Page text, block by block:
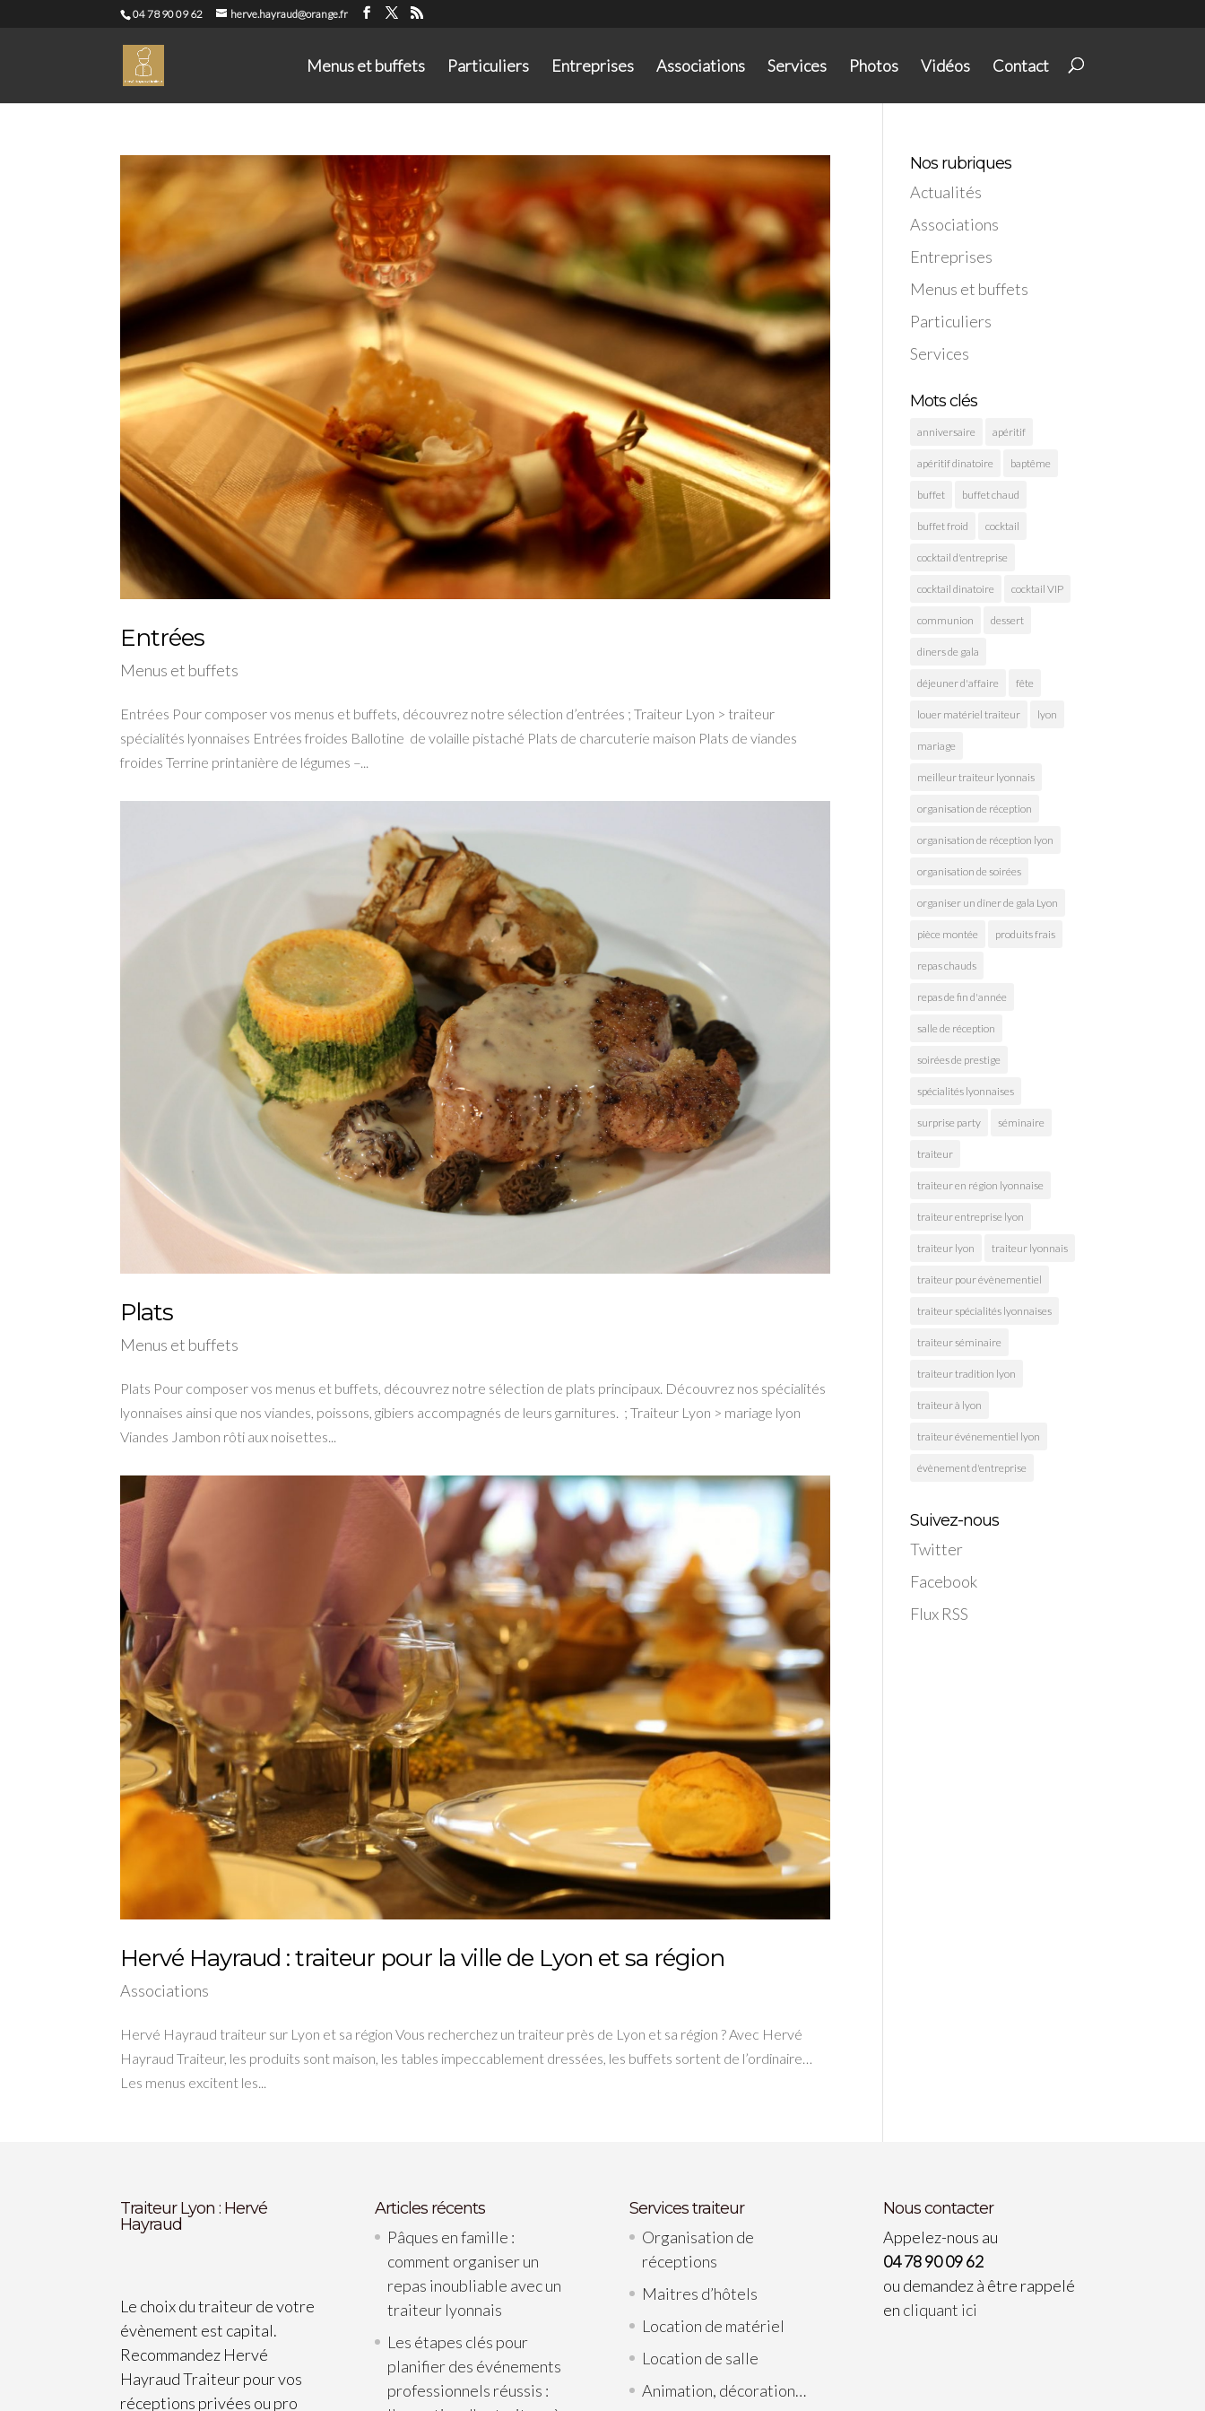
04 78 90 09 62 herve.hayraud@orange.fr
Menus et buffets Particuliers Entreprises Associations Services Photos Vidéos Contact
Entrées
Menus et buffets
Entrées Pour composer vos menus et buffets, découvrez notre sélection d’entrées ; Traiteur Lyon > traiteur
spécialités lyonnaises Entrées froides Ballotine de volaille pistaché Plats de charcuterie maison Plats de viandes
froides Terrine printanière de légumes –...
Plats
Menus et buffets
Plats Pour composer vos menus et buffets, découvrez notre sélection de plats principaux. Découvrez nos spécialités
lyonnaises ainsi que nos viandes, poissons, gibiers accompagnés de leurs garnitures. ; Traiteur Lyon > mariage lyon
Viandes Jambon rôti aux noisettes...
Hervé Hayraud : traiteur pour la ville de Lyon et sa région
Associations
Hervé Hayraud traiteur sur Lyon et sa région Vous recherchez un traiteur près de Lyon et sa région ? Avec Hervé
Hayraud Traiteur, les produits sont maison, les tables impeccablement dressées, les buffets sortent de l’ordinaire…
Les menus excitent les...
Nos rubriques
Actualités
Associations
Entreprises
Menus et buffets
Particuliers
Services
Mots clés
anniversaire apéritif
apéritif dinatoire baptême
buffet buffet chaud
buffet froid cocktail
cocktail d'entreprise
cocktail dinatoire cocktail VIP
communion dessert
diners de gala
déjeuner d'affaire fête
louer matériel traiteur lyon
mariage
meilleur traiteur lyonnais
organisation de réception
organisation de réception lyon
organisation de soirées
organiser un dîner de gala Lyon
pièce montée produits frais
repas chauds
repas de fin d'année
salle de réception
soirées de prestige
spécialités lyonnaises
surprise party séminaire
traiteur
traiteur en région lyonnaise
traiteur entreprise lyon
traiteur lyon traiteur lyonnais
traiteur pour évènementiel
traiteur spécialités lyonnaises
traiteur séminaire
traiteur tradition lyon
traiteur à lyon
traiteur événementiel lyon
évènement d'entreprise
Suivez-nous
Twitter
Facebook
Flux RSS
Traiteur Lyon : Hervé
Hayraud
Le choix du traiteur de votre
évènement est capital.
Recommandez Hervé
Hayraud Traiteur pour vos
réceptions privées ou pro
Articles récents
Pâques en famille :
comment organiser un
repas inoubliable avec un
traiteur lyonnais
Les étapes clés pour
planifier des événements
professionnels réussis :
Services traiteur
Organisation de
réceptions
Maitres d’hôtels
Location de matériel
Location de salle
Animation, décoration…
Nous contacter
Appelez-nous au
04 78 90 09 62
ou demandez à être rappelé
en cliquant ici